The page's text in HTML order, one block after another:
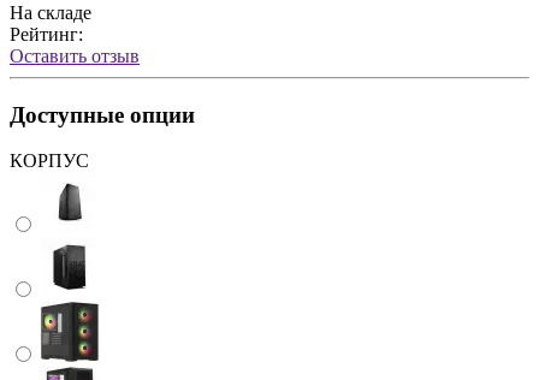
На складе
Рейтинг:
Оставить отзыв
Доступные опции
КОРПУС